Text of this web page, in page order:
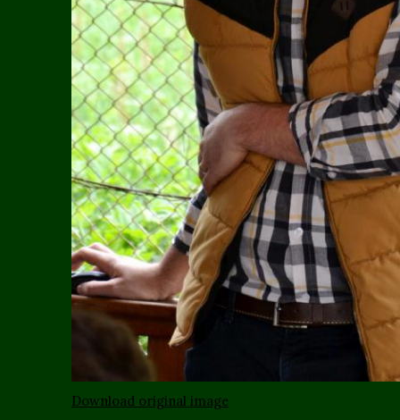
Download original image